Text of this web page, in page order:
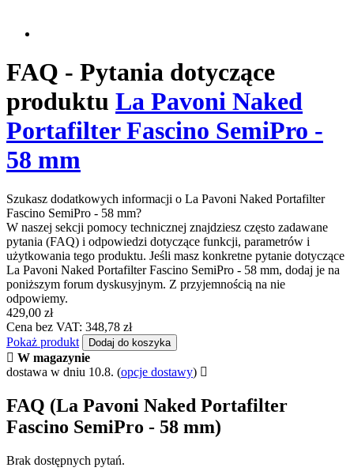
FAQ - Pytania dotyczące
produktu La Pavoni Naked
Portafilter Fascino SemiPro -
58 mm
Szukasz dodatkowych informacji o La Pavoni Naked Portafilter
Fascino SemiPro - 58 mm?
W naszej sekcji pomocy technicznej znajdziesz często zadawane
pytania (FAQ) i odpowiedzi dotyczące funkcji, parametrów i
użytkowania tego produktu. Jeśli masz konkretne pytanie dotyczące
La Pavoni Naked Portafilter Fascino SemiPro - 58 mm, dodaj je na
poniższym forum dyskusyjnym. Z przyjemnością na nie
odpowiemy.
429,00 zł
Cena bez VAT: 348,78 zł
Pokaż produkt
Dodaj do koszyka
W magazynie
dostawa w dniu 10.8. (opcje dostawy)
FAQ (La Pavoni Naked Portafilter
Fascino SemiPro - 58 mm)
Brak dostępnych pytań.